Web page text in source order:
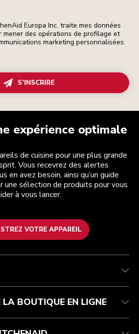
Europa Inc. traite mes données
mener des opérations de profilage et
marketing personnalisées.
S’INSCRIRE
expérience optimale
de cuisine pour une plus grande
Vous recevrez des alertes
en avez besoin, ainsi qu’un guide
une sélection de produits pour vous
à vous lancer.
VOTRE APPAREIL
BOUTIQUE EN LIGNE